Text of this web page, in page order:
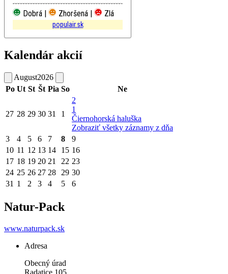
Dobrá |
Zhoršená | Zlá
populair.sk
Kalendár akcií
August2026
Po Ut St Št Pia So Ne
27 28 29 30 31 1
2
1
Čiernohorská haluška
Zobraziť všetky záznamy z dňa
3
4 5 6 7 8
9
10 11 12 13 14 15 16
17 18 19 20 21 22 23
24 25 26 27 28 29 30
31 1 2 3 4 5 6
Natur-Pack
www.naturpack.sk
Adresa
Obecný úrad
Radatice 105